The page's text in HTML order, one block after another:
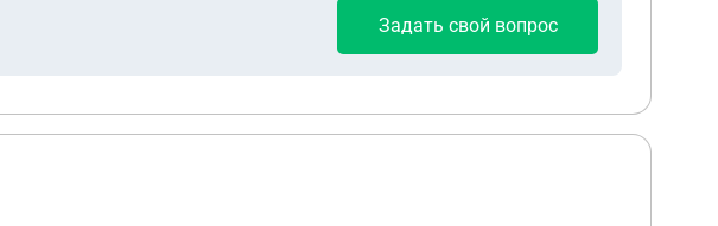
Задать свой вопрос